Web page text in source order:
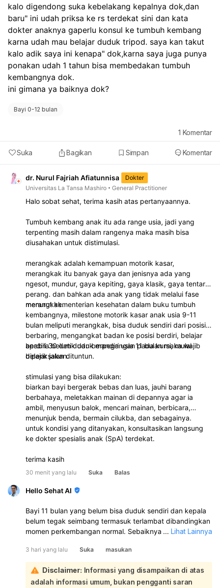
kalo digendong suka kebelakang kepalnya dok,dan
baru" ini udah priksa ke rs terdekat sini dan kata
dokter anaknya gaperlu konsul ke tumbuh kembang
karna udah mau belajar duduk tripod. saya kan takut
kalo adik saya ini kenapa" dok,karna saya juga punya
ponakan udah 1 tahun bisa membedakan tumbuh
kembangnya dok.
ini gimana ya baiknya dok?
Bayi 0-12 bulan
Suka Bagikan Simpan Komentar
1 Komentar
dr. Nurul Fajriah Afiatunnisa
Dokter
Universitas La Tansa Mashiro
General Practitioner
Halo sobat sehat, terima kasih atas pertanyaannya.
Tumbuh kembang anak itu ada range usia, jadi yang
terpenting masih dalam rangenya maka masih bisa
diusahakan untuk distimulasi.
merangkak adalah kemampuan motorik kasar,
merangkak itu banyak gaya dan jenisnya ada yang
ngesot, mundur, gaya kepiting, gaya klasik, gaya tentara
perang. dan bahkan ada anak yang tidak melalui fase
merangkak.
menurut kementerian kesehatan dalam buku tumbuh
kembangnya, milestone motorik kasar anak usia 9-11
bulan meliputi merangkak, bisa duduk sendiri dari posisi
berbaring, mengangkat badan ke posisi berdiri, belajar
berdiri 30 detik dan berpegangan pada kursi, mulai
belajar jalan dituntun.
apabila belum duduk mandiri usia 11 bulan maka wajib
diperiksakan.
stimulasi yang bisa dilakukan:
biarkan bayi bergerak bebas dan luas, jauhi barang
berbahaya, meletakkan mainan di depannya agar ia
ambil, menyusun balok, mencari mainan, berbicara,
menunjuk benda, bermain cilukba, dan sebagainya.
untuk kondisi yang ditanyakan, konsultasikan langsung
ke dokter spesialis anak (SpA) terdekat.
terima kasih
30 menit yang lalu Suka Balas
Hello Sehat AI
Bayi 11 bulan yang belum bisa duduk sendiri dan kepala
belum tegak seimbang termasuk terlambat dibandingkan
momen perkembangan normal. Sebaiknya tetap dipantau
tumbuh kembang, apalagi kalau kepala sering jatuh ke
belakang saat digendong.:
Pada usia 11 bulan, umumnya bayi sudah bisa duduk
tanpa bantuan, berganti posisi, dan mulai berdiri dengan
... Lihat Lainnya
3 hari yang lalu Suka masukan
Disclaimer: Informasi yang disampaikan di atas
adalah informasi umum, bukan pengganti saran